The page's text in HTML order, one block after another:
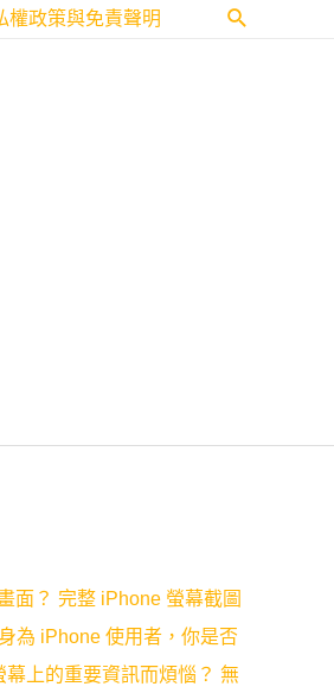
權政策與免責聲明
搜
面？ 完整 iPhone 螢幕截圖
為 iPhone 使用者，你是否
幕上的重要資訊而煩惱？ 無